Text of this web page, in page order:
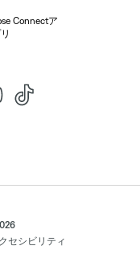
Connectア
セシビリティ